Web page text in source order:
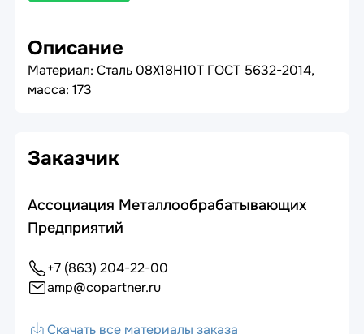
Описание
Материал: Сталь 08Х18Н10Т ГОСТ 5632-2014,
масса: 173
Заказчик
Ассоциация Металлообрабатывающих
Предприятий
+7 (863) 204-22-00
amp@copartner.ru
Скачать все материалы заказа